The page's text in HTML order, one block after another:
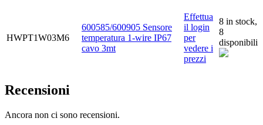
HWPT1W03M6
600585/600905 Sensore
temperatura 1-wire IP67
cavo 3mt
Effettua
il login
per
vedere i
prezzi
8 in stock,
8
disponibili
Recensioni
Ancora non ci sono recensioni.